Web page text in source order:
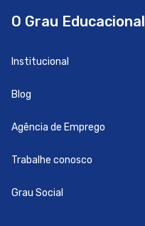
O Grau Educacional
Institucional
Blog
Agência de Emprego
Trabalhe conosco
Grau Social